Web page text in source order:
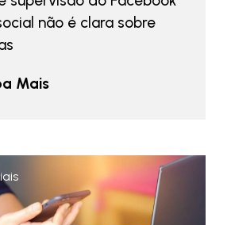
não é clara sobre
Mais